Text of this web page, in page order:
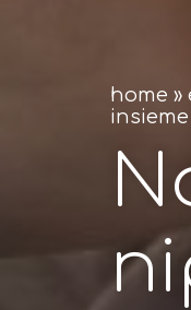
home »
insieme